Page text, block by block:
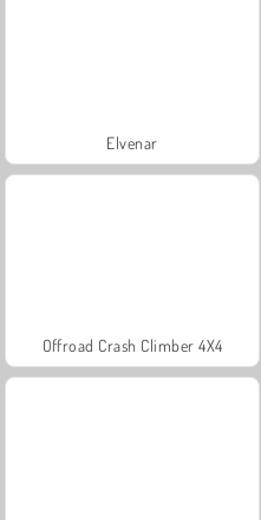
Elvenar
Offroad Crash Climber 4X4